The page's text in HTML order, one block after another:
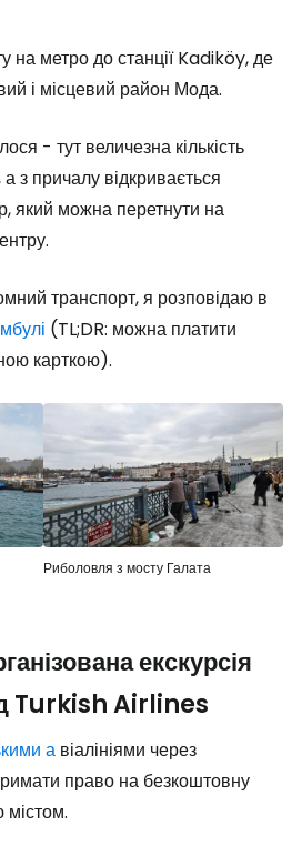
на метро до станції Kadiköy, де
і місцевий район Мода.
- тут величезна кількість
а з причалу відкривається
який можна перетнути на
транспорт, я розповідаю в
(TL;DR: можна платити
карткою).
Риболовля з мосту Галата
екскурсія
Turkish Airlines
а віалініями через
право на безкоштовну
містом.